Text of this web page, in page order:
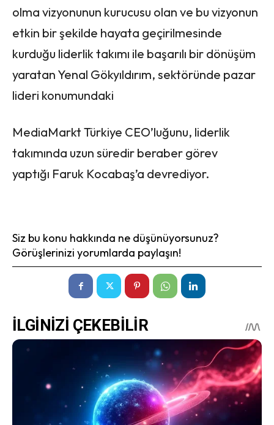
olma vizyonunun kurucusu olan ve bu vizyonun
etkin bir şekilde hayata geçirilmesinde
kurduğu liderlik takımı ile başarılı bir dönüşüm
yaratan Yenal Gökyıldırım, sektöründe pazar
lideri konumundaki
MediaMarkt Türkiye CEO’luğunu, liderlik
takımında uzun süredir beraber görev
yaptığı Faruk Kocabaş’a devrediyor.
Siz bu konu hakkında ne düşünüyorsunuz?
Görüşlerinizi yorumlarda paylaşın!